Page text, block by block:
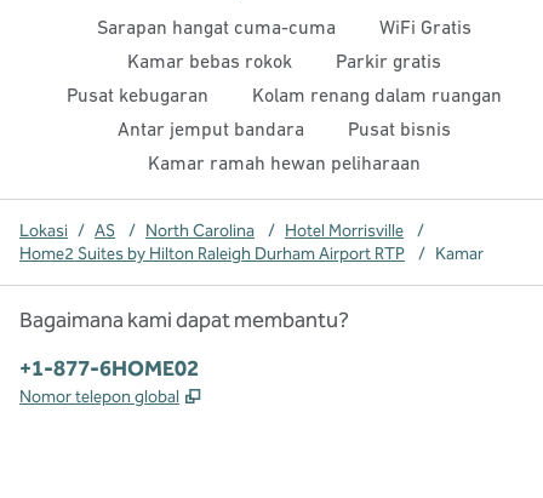
Sarapan hangat cuma-cuma
WiFi Gratis
Kamar bebas rokok
Parkir gratis
Pusat kebugaran
Kolam renang dalam ruangan
Antar jemput bandara
Pusat bisnis
Kamar ramah hewan peliharaan
Lokasi / AS / North Carolina / Hotel Morrisville
/
Home2 Suites by Hilton Raleigh Durham Airport RTP
/ Kamar
Bagaimana kami dapat membantu?
Telepon:
+1-877-6HOME02
Nomor telepon global ,